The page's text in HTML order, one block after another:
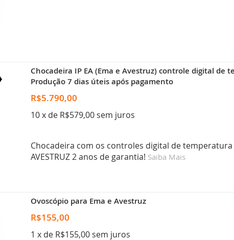
Chocadeira IP EA (Ema e Avestruz) controle digital de
Produção 7 dias úteis após pagamento
R$5.790,00
10 x de R$579,00 sem juros
Chocadeira com os controles digital de temperatura
AVESTRUZ 2 anos de garantia! Saiba Mais
Ovoscópio para Ema e Avestruz
R$155,00
1 x de R$155,00 sem juros